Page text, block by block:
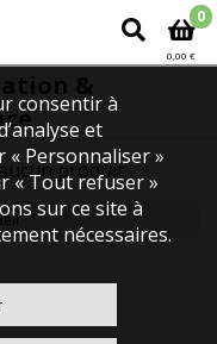
0
0,00 €
produit
consentir à
et
Personnaliser »
« Tout refuser »
sur ce site à
nécessaires.